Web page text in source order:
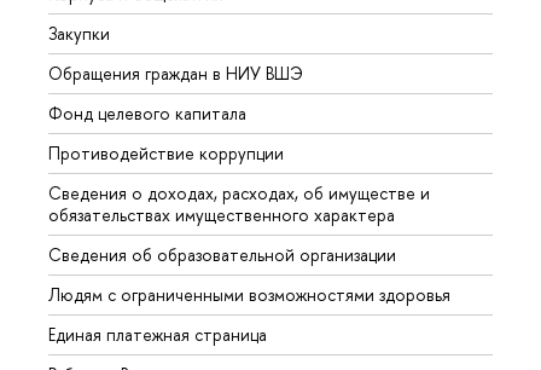
Закупки
Обращения граждан в НИУ ВШЭ
Фонд целевого капитала
Противодействие коррупции
Сведения о доходах, расходах, об имуществе и
обязательствах имущественного характера
Сведения об образовательной организации
Людям с ограниченными возможностями здоровья
Единая платежная страница